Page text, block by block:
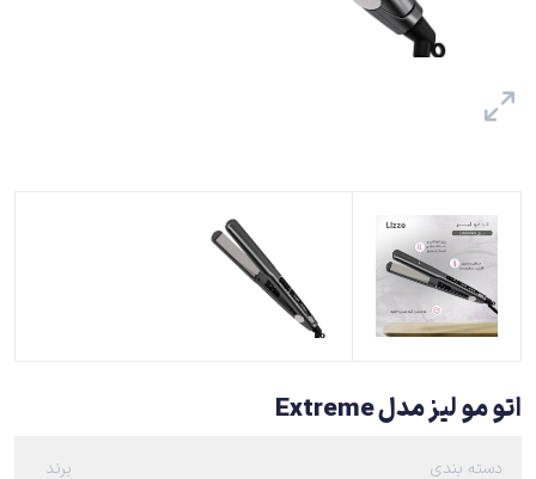
اتو مو لیز مدل Extreme
دسته بندی
برند